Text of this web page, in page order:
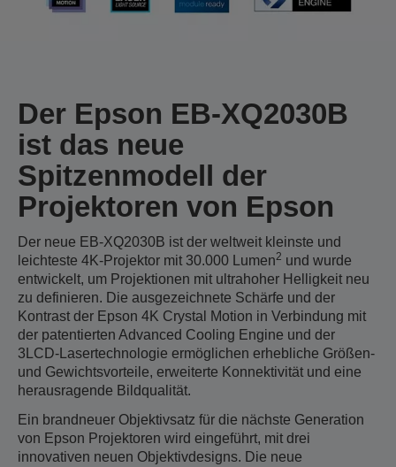
Der Epson EB-XQ2030B
ist das neue
Spitzenmodell der
Projektoren von Epson
Der neue EB-XQ2030B ist der weltweit kleinste und
leichteste 4K-Projektor mit 30.000 Lumen2 und wurde
entwickelt, um Projektionen mit ultrahoher Helligkeit neu
zu definieren. Die ausgezeichnete Schärfe und der
Kontrast der Epson 4K Crystal Motion in Verbindung mit
der patentierten Advanced Cooling Engine und der
3LCD-Lasertechnologie ermöglichen erhebliche Größen-
und Gewichtsvorteile, erweiterte Konnektivität und eine
herausragende Bildqualität.
Ein brandneuer Objektivsatz für die nächste Generation
von Epson Projektoren wird eingeführt, mit drei
innovativen neuen Objektivdesigns. Die neue